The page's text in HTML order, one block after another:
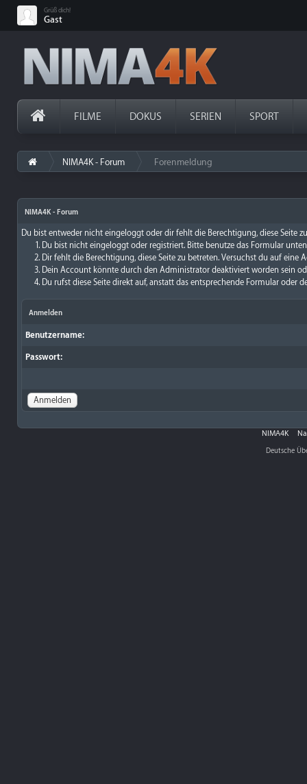
Grüß dich!
Gast
FILME DOKUS SERIEN SPORT
NIMA4K - Forum Forenmeldung
NIMA4K - Forum
Du bist entweder nicht eingeloggt oder dir fehlt die Berechtigung, diese Seite
Du bist nicht eingeloggt oder registriert. Bitte benutze das Formular
Dir fehlt die Berechtigung, diese Seite zu betreten. Versuchst du auf
Dein Account könnte durch den Administrator deaktiviert worden sein
Du rufst diese Seite direkt auf, anstatt das entsprechende Formular oder
Anmelden
Benutzername:
Passwort:
NIMA4K
Deutsche